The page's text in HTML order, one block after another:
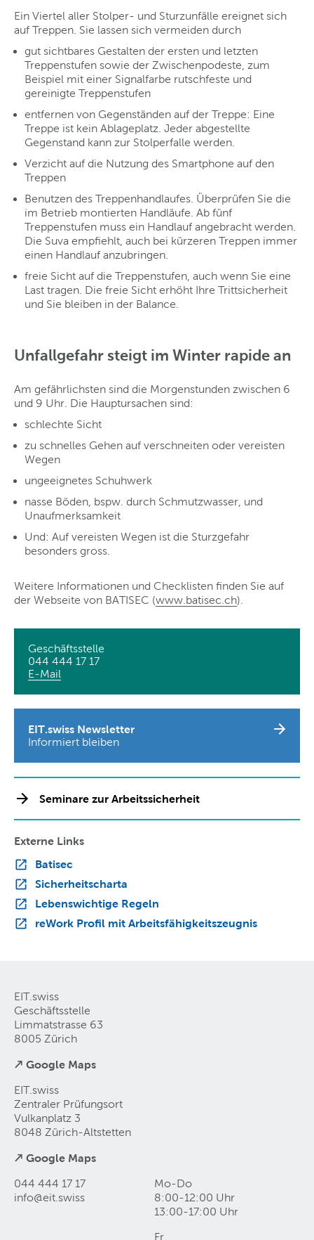
Ein Viertel aller Stolper- und Sturzunfälle ereignet sich
auf Treppen. Sie lassen sich vermeiden durch
gut sichtbares Gestalten der ersten und letzten
Treppenstufen sowie der Zwischenpodeste, zum
Beispiel mit einer Signalfarbe rutschfeste und
gereinigte Treppenstufen
entfernen von Gegenständen auf der Treppe: Eine
Treppe ist kein Ablageplatz. Jeder abgestellte
Gegenstand kann zur Stolperfalle werden.
Verzicht auf die Nutzung des Smartphone auf den
Treppen
Benutzen des Treppenhandlaufes. Überprüfen Sie die
im Betrieb montierten Handläufe. Ab fünf
Treppenstufen muss ein Handlauf angebracht werden.
Die Suva empfiehlt, auch bei kürzeren Treppen immer
einen Handlauf anzubringen.
freie Sicht auf die Treppenstufen, auch wenn Sie eine
Last tragen. Die freie Sicht erhöht Ihre Trittsicherheit
und Sie bleiben in der Balance.
Unfallgefahr steigt im Winter rapide an
Am gefährlichsten sind die Morgenstunden zwischen 6
und 9 Uhr. Die Hauptursachen sind:
schlechte Sicht
zu schnelles Gehen auf verschneiten oder vereisten
Wegen
ungeeignetes Schuhwerk
nasse Böden, bspw. durch Schmutzwasser, und
Unaufmerksamkeit
Und: Auf vereisten Wegen ist die Sturzgefahr
besonders gross.
Weitere Informationen und Checklisten finden Sie auf
der Webseite von BATISEC (www.batisec.ch).
Geschäftsstelle
044 444 17 17
E-Mail
EIT.swiss Newsletter
Informiert bleiben
Seminare zur Arbeitssicherheit
Externe Links
Batisec
Sicherheitscharta
Lebenswichtige Regeln
reWork Profil mit Arbeitsfähigkeitszeugnis
EIT.swiss
Geschäftsstelle
Limmatstrasse 63
8005 Zürich
↗ Google Maps
EIT.swiss
Zentraler Prüfungsort
Vulkanplatz 3
8048 Zürich-Altstetten
↗ Google Maps
044 444 17 17
info@eit swiss
Mo-Do
8:00-12:00 Uhr
13:00-17:00 Uhr
Fr